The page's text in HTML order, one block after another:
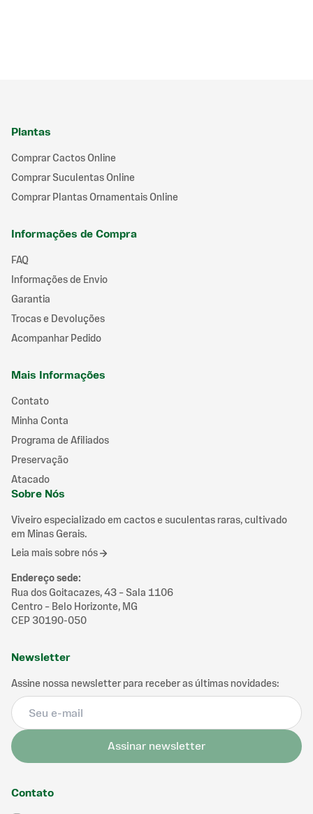
Plantas
Comprar Cactos Online
Comprar Suculentas Online
Comprar Plantas Ornamentais Online
Informações de Compra
FAQ
Informações de Envio
Garantia
Trocas e Devoluções
Acompanhar Pedido
Mais Informações
Contato
Minha Conta
Programa de Afiliados
Preservação
Atacado
Sobre Nós
Viveiro especializado em cactos e suculentas raras, cultivado
em Minas Gerais.
Leia mais sobre nós
Endereço sede:
Rua dos Goitacazes, 43 – Sala 1106
Centro – Belo Horizonte, MG
CEP 30190-050
Newsletter
Assine nossa newsletter para receber as últimas novidades:
Assinar newsletter
Contato